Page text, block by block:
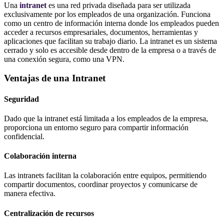
Una intranet es una red privada diseñada para ser utilizada
exclusivamente por los empleados de una organización. Funciona
como un centro de información interna donde los empleados pueden
acceder a recursos empresariales, documentos, herramientas y
aplicaciones que facilitan su trabajo diario. La intranet es un sistema
cerrado y solo es accesible desde dentro de la empresa o a través de
una conexión segura, como una VPN.
Ventajas de una Intranet
Seguridad
Dado que la intranet está limitada a los empleados de la empresa,
proporciona un entorno seguro para compartir información
confidencial.
Colaboración interna
Las intranets facilitan la colaboración entre equipos, permitiendo
compartir documentos, coordinar proyectos y comunicarse de
manera efectiva.
Centralización de recursos